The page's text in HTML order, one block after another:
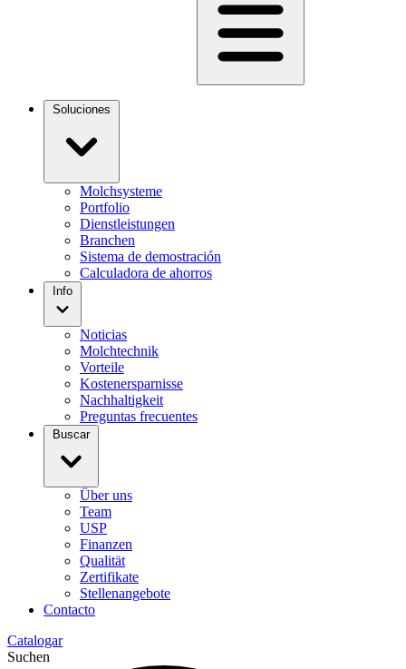
Soluciones
Molchsysteme
Portfolio
Dienstleistungen
Branchen
Sistema de demostración
Calculadora de ahorros
Info
Noticias
Molchtechnik
Vorteile
Kostenersparnisse
Nachhaltigkeit
Preguntas frecuentes
Buscar
Über uns
Team
USP
Finanzen
Qualität
Zertifikate
Stellenangebote
Contacto
Catalogar
Suchen